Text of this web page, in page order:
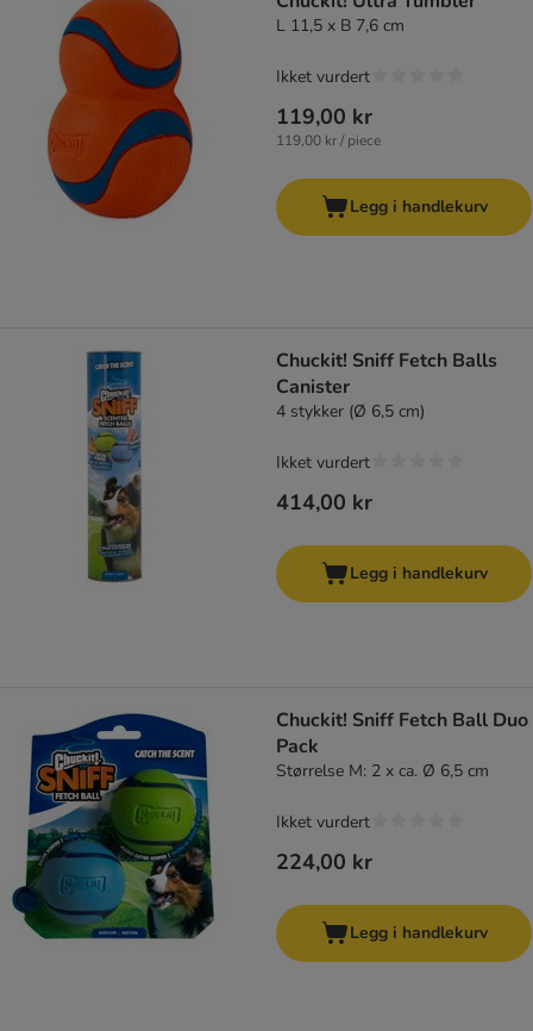
L 11,5 x B 7,6 cm
119,00 kr
119,00 kr / piece
Ikket vurdert
Legg i handlekurv
Chuckit! Sniff Fetch Balls
Canister
4 stykker (Ø 6,5 cm)
414,00 kr
Ikket vurdert
Legg i handlekurv
Chuckit! Sniff Fetch Ball Duo
Pack
Størrelse M: 2 x ca. Ø 6,5 cm
224,00 kr
Ikket vurdert
Legg i handlekurv